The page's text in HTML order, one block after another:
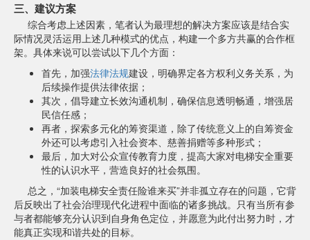
三、建议方案
综合考虑上述因素，笔者认为最理想的解决方案应该是结合实
际情况灵活运用上述几种模式的优点，构建一个多方共赢的合作框
架。具体来说可以尝试以下几个方面：
首先，加强法律法规建设，明确界定各方权利义务关系，为
后续操作提供法律依据；
其次，倡导建立长效沟通机制，确保信息透明畅通，增强居
民信任感；
再者，探索多元化的筹资渠道，除了传统意义上的自筹资金
外还可以考虑引入社会资本、慈善捐赠等多种形式；
最后，加大对公众宣传教育力度，提高大家对电梯安全重要
性的认识水平，营造良好的社会氛围。
总之，“加装电梯安全责任险谁来买”并非孤立存在的问题，它背
后反映出了社会治理现代化进程中面临的诸多挑战。只有当所有参
与者都能够充分认识到自身角色定位，并愿意为此付出努力时，才
能真正实现和谐共处的目标。